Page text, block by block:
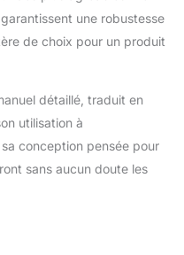
une robustesse
de choix pour un produit
détaillé, traduit en
utilisation à
conception pensée pour
sans aucun doute les